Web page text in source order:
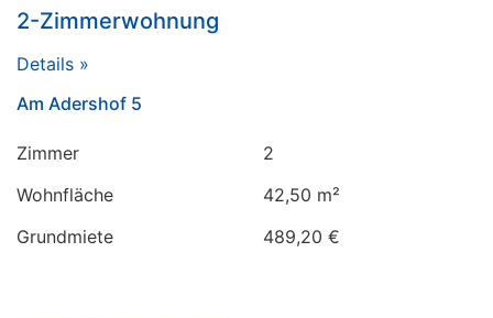
2-Zimmerwohnung
Details »
Am Adershof 5
Zimmer
2
Wohnfläche
42,50 m²
Grundmiete
489,20 €